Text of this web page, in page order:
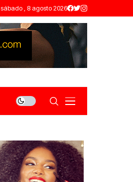
sábado , 8 agosto 2026